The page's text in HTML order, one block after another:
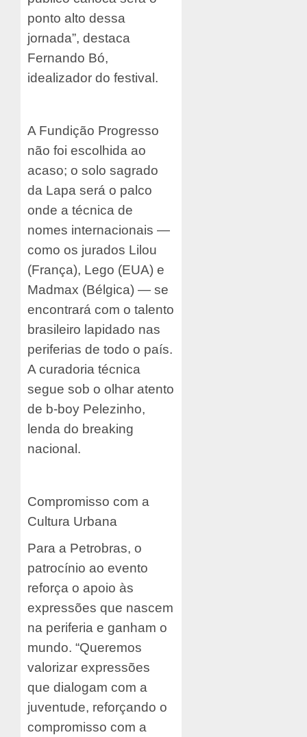
ponto alto dessa
jornada”, destaca
Fernando Bó,
idealizador do festival.
A Fundição Progresso
não foi escolhida ao
acaso; o solo sagrado
da Lapa será o palco
onde a técnica de
nomes internacionais —
como os jurados Lilou
(França), Lego (EUA) e
Madmax (Bélgica) — se
encontrará com o talento
brasileiro lapidado nas
periferias de todo o país.
A curadoria técnica
segue sob o olhar atento
de b-boy Pelezinho,
lenda do breaking
nacional.
Compromisso com a
Cultura Urbana
Para a Petrobras, o
patrocínio ao evento
reforça o apoio às
expressões que nascem
na periferia e ganham o
mundo. “Queremos
valorizar expressões
que dialogam com a
juventude, reforçando o
compromisso com a